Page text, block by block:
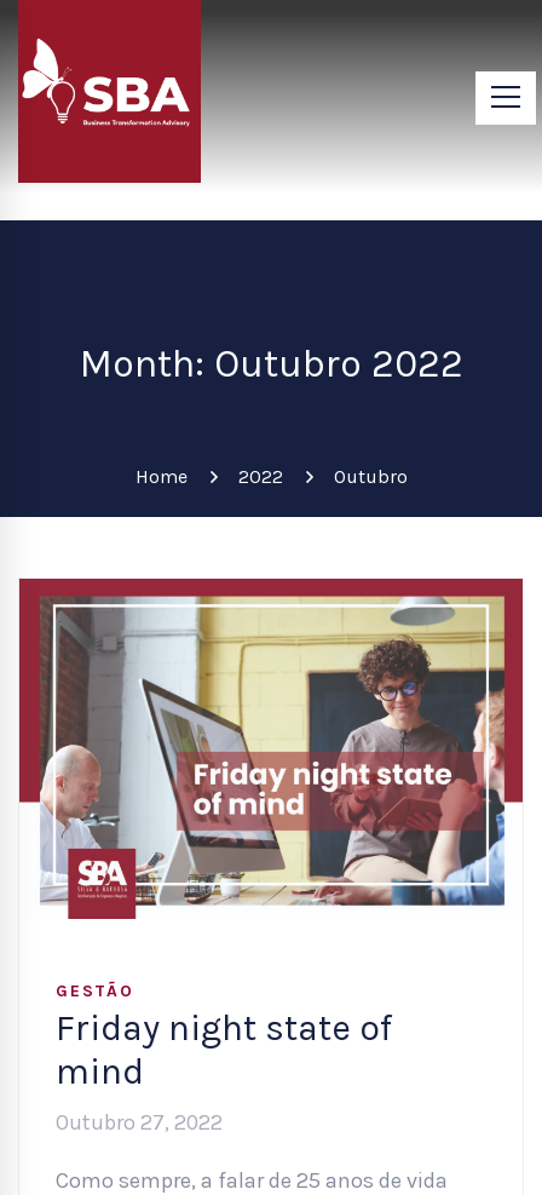
Month: Outubro 2022
Home 2022 Outubro
GESTÃO
Friday night state of
mind
Outubro 27, 2022
Como sempre, a falar de 25 anos de vida